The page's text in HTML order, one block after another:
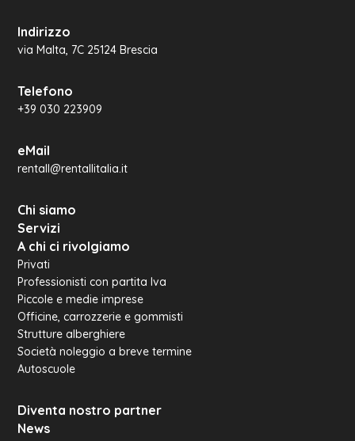
Indirizzo
via Malta, 7C 25124 Brescia
Telefono
+39 030 223909
eMail
rentall@rentallitalia.it
Chi siamo
Servizi
A chi ci rivolgiamo
Privati
Professionisti con partita Iva
Piccole e medie imprese
Officine, carrozzerie e gommisti
Strutture alberghiere
Società noleggio a breve termine
Autoscuole
Diventa nostro partner
News